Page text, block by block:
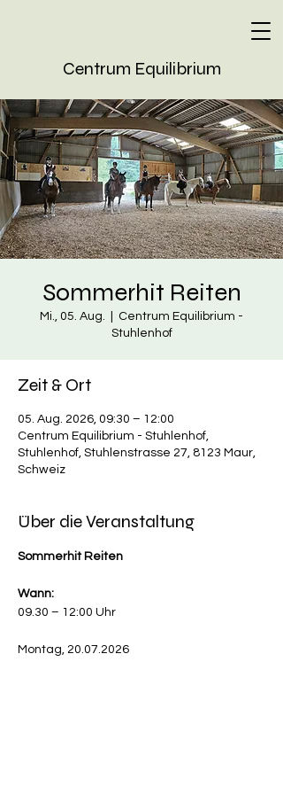
Centrum Equilibrium
Sommerhit Reiten
Mi., 05. Aug.
Centrum Equilibrium -
Stuhlenhof
Zeit & Ort
05. Aug. 2026, 09:30 – 12:00
Centrum Equilibrium - Stuhlenhof,
Stuhlenhof, Stuhlenstrasse 27, 8123 Maur,
Schweiz
Über die Veranstaltung
Sommerhit Reiten
Wann:
09.30 – 12:00 Uhr
Montag, 20.07.2026